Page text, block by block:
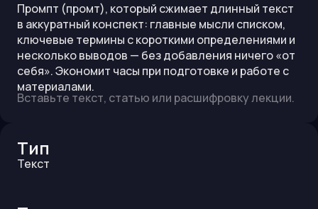
Промпт (промт), который сжимает длинный текст
в аккуратный конспект: главные мысли списком,
ключевые термины с короткими определениями и
несколько выводов — без добавления ничего «от
себя». Экономит часы при подготовке и работе с
материалами.
Вставьте текст, статью или расшифровку лекции.
Тип
Текст